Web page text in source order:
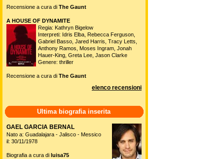
Recensione a cura di The Gaunt
A HOUSE OF DYNAMITE
Regia: Kathryn Bigelow
Interpreti: Idris Elba, Rebecca Ferguson,
Gabriel Basso, Jared Harris, Tracy Letts,
Anthony Ramos, Moses Ingram, Jonah
Hauer-King, Greta Lee, Jason Clarke
Genere: thriller
Recensione a cura di The Gaunt
elenco recensioni
Ultima biografia inserita
GAEL GARCIA BERNAL
Nato a: Guadalajara - Jalisco - Messico
il: 30/11/1978
Biografia a cura di luisa75